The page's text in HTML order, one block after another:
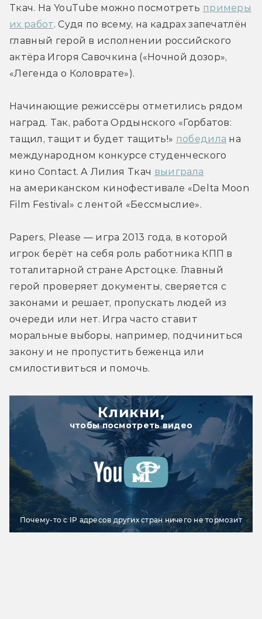
Ткач. На YouTube можно посмотреть примеры
их работ. Судя по всему, на кадрах запечатлён
главный герой в исполнении российского
актёра Игоря Савочкина («Ночной дозор»,
«Легенда о Коловрате»).
Начинающие режиссёры отметились рядом
наград. Так, работа Ордынского «Горбатов:
тащил, тащит и будет тащить!» победила на
международном конкурсе студенческого
кино Contact. А Лилия Ткач выиграла
на американском кинофестивале «Delta Moon
Film Festival» с лентой «Бессмыслие».
Papers, Please — игра 2013 года, в которой
игрок берёт на себя роль работника КПП в
тоталитарной стране Арстоцке. Главный
герой проверяет документы, сверяется с
законами и решает, пропускать людей из
очереди или нет. Игра часто ставит
моральные выборы, например, подчиниться
закону и не пропустить беженца или
смилостивиться и помочь.
Кликни,
чтобы посмотреть видео
Почему-то с IP адресов других стран ничего не тормозит